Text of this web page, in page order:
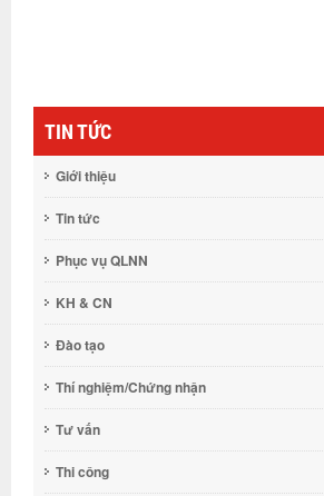
TIN TỨC
Giới thiệu
Tin tức
Phục vụ QLNN
KH & CN
Đào tạo
Thí nghiệm/Chứng nhận
Tư vấn
Thi công